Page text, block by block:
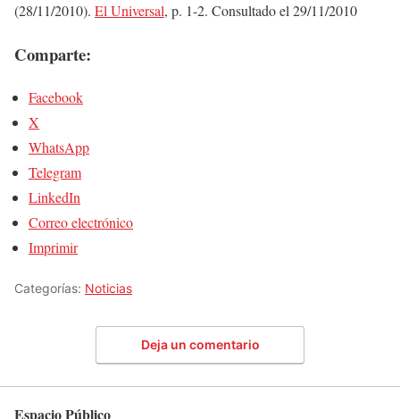
(28/11/2010). El Universal, p. 1-2. Consultado el 29/11/2010
Comparte:
Facebook
X
WhatsApp
Telegram
LinkedIn
Correo electrónico
Imprimir
Categorías: Noticias
Deja un comentario
Espacio Público